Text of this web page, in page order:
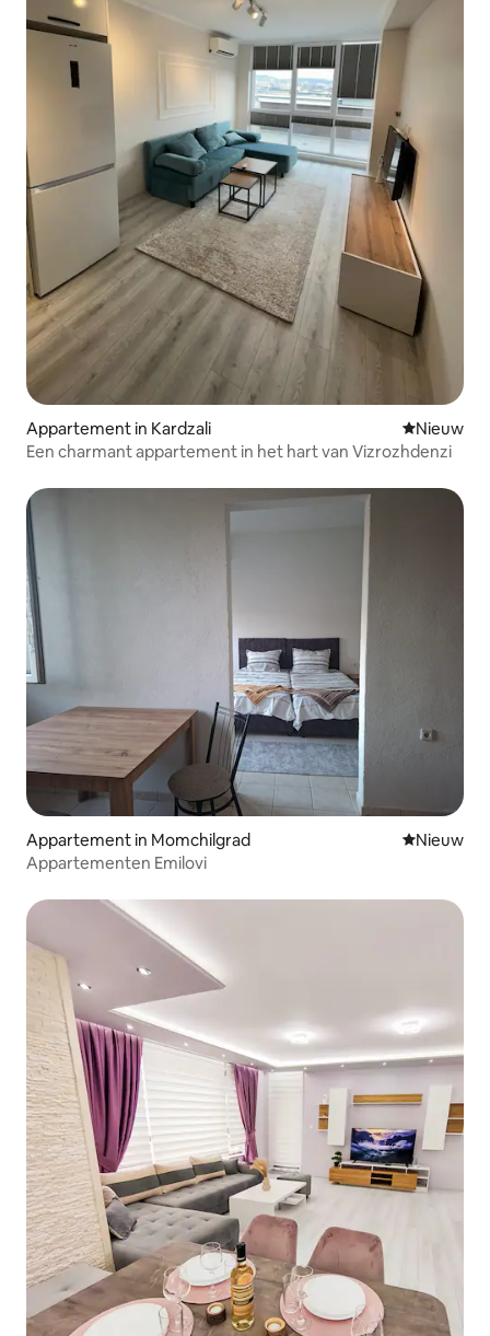
Appartement in Kardzali Nieuwe
Nieuw
Een charmant appartement in het hart van Vizrozhdenzi
Appartement in Momchilgrad Nieuwe
Nieuw
Appartementen Emilovi